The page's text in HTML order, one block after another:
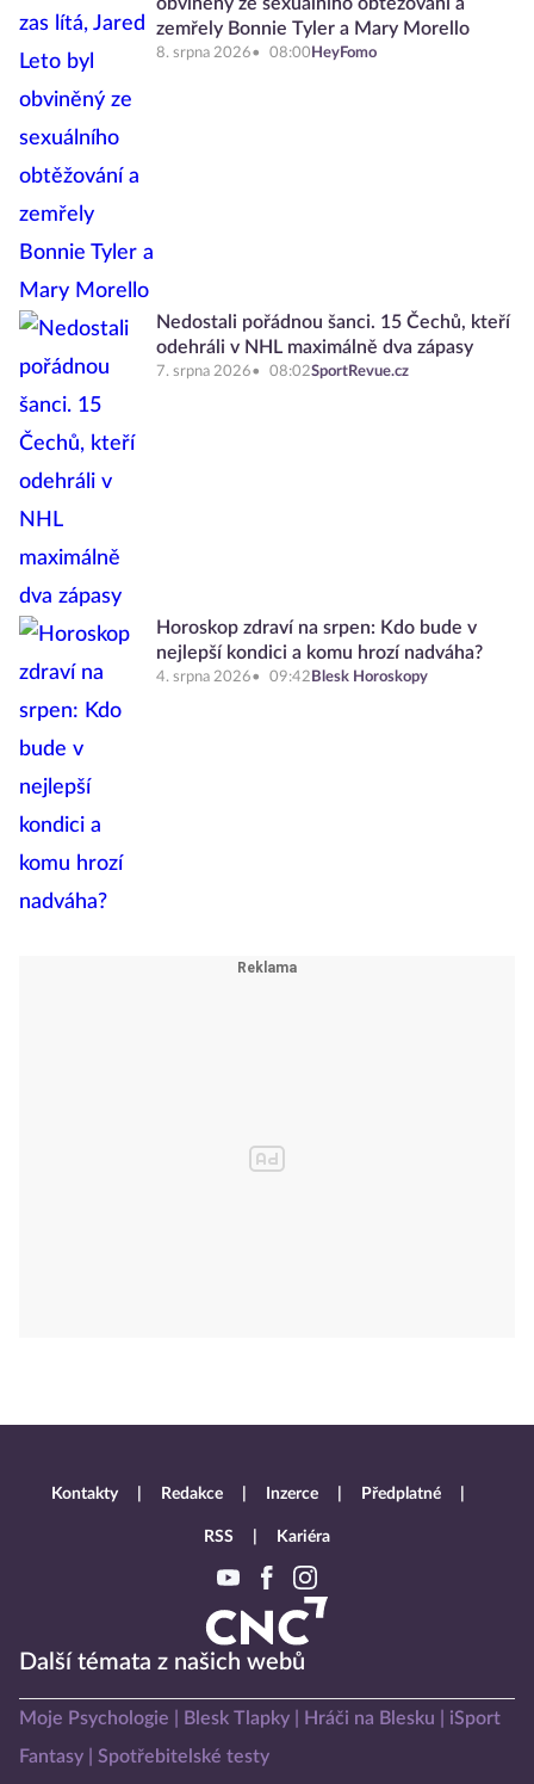
zemřely Bonnie Tyler a Mary Morello
8. srpna 2026 08:00 HeyFomo
Nedostali pořádnou šanci. 15 Čechů, kteří
odehráli v NHL maximálně dva zápasy
7. srpna 2026 08:02SportRevue.cz
Horoskop zdraví na srpen: Kdo bude v
nejlepší kondici a komu hrozí nadváha?
4. srpna 2026 09:42 Blesk Horoskopy
Další témata z našich webů
Moje Psychologie Blesk Tlapky Hráči na Blesku
iSport
Fantasy
Spotřebitelské testy
Kontakty Redakce Inzerce Předplatné
RSS Kariéra